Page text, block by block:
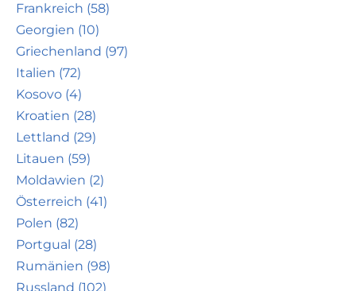
Frankreich (58)
Georgien (10)
Griechenland (97)
Italien (72)
Kosovo (4)
Kroatien (28)
Lettland (29)
Litauen (59)
Moldawien (2)
Österreich (41)
Polen (82)
Portgual (28)
Rumänien (98)
Russland (102)